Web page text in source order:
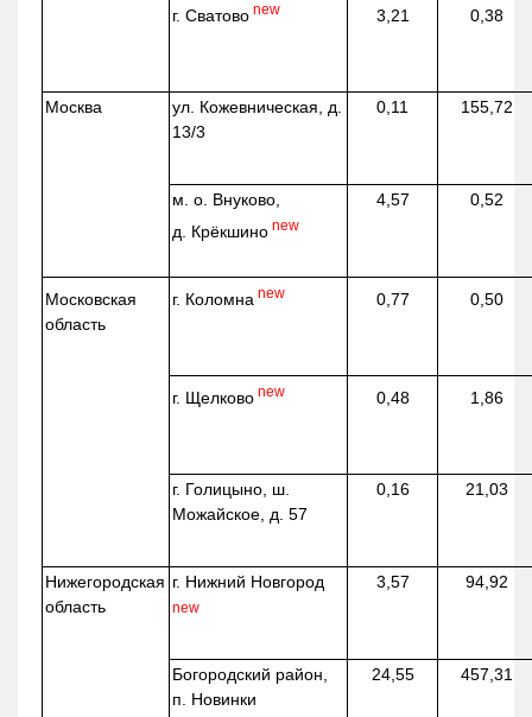
г. Сватово new 3,21 0,38
Москва ул. Кожевническая , д.
13/3
0,11 155,72
м. о. Внуково,
д. Крёкшино new
4,57 0,52
Московская
область
г. Коломна new 0,77 0,50
г. Щелково new 0,48 1,86
г. Голицыно, ш.
Можайское, д. 57
0,16 21,03
Нижегородская
область
г. Нижний Новгород
new
3,57 94,92
Богородский район,
п. Новинки
24,55 457,31